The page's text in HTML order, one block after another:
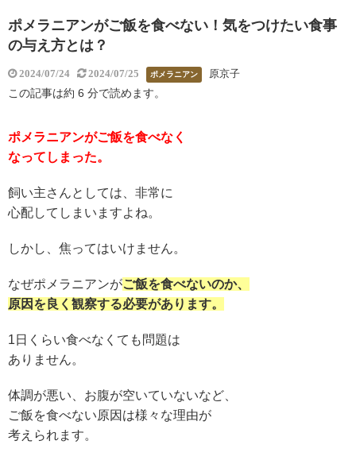
ポメラニアンがご飯を食べない！気をつけたい食事
の与え方とは？
2024/07/24 2024/07/25 ポメラニアン 原京子
この記事は約 6 分で読めます。
ポメラニアンがご飯を食べなく
なってしまった。
飼い主さんとしては、非常に
心配してしまいますよね。
しかし、焦ってはいけません。
なぜポメラニアンがご飯を食べないのか、
原因を良く観察する必要があります。
1日くらい食べなくても問題は
ありません。
体調が悪い、お腹が空いていないなど、
ご飯を食べない原因は様々な理由が
考えられます。